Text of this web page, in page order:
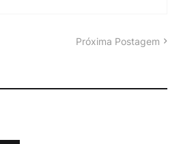
Próxima Postagem